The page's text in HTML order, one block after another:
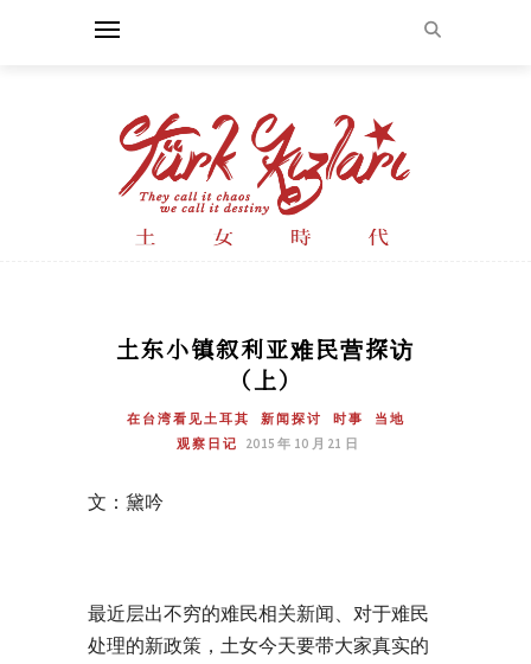
土东小镇叙利亚难民营探访
（上）
在台湾看见土耳其 新闻探讨 时事
当地
观察日记
2015 年 10 月 21 日
文：黛吟
最近层出不穷的难民相关新闻、对于难民
处理的新政策，土女今天要带大家真实的